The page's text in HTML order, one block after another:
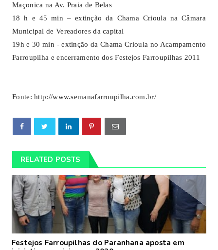
Maçonica na Av. Praia de Belas
18 h e 45 min – extinção da Chama Crioula na Câmara
Municipal de Vereadores da capital
19h e 30 min - extinção da Chama Crioula no Acampamento
Farroupilha e encerramento dos Festejos Farroupilhas 2011
Fonte: http://www.semanafarroupilha.com.br/
RELATED POSTS
Festejos Farroupilhas do Paranhana aposta em